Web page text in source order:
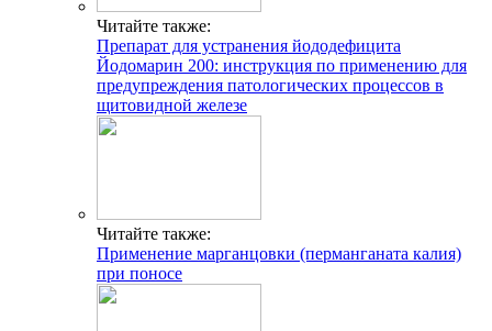
Читайте также:
Препарат для устранения йододефицита
Йодомарин 200: инструкция по применению для
предупреждения патологических процессов в
щитовидной железе
Читайте также:
Применение марганцовки (перманганата калия)
при поносе